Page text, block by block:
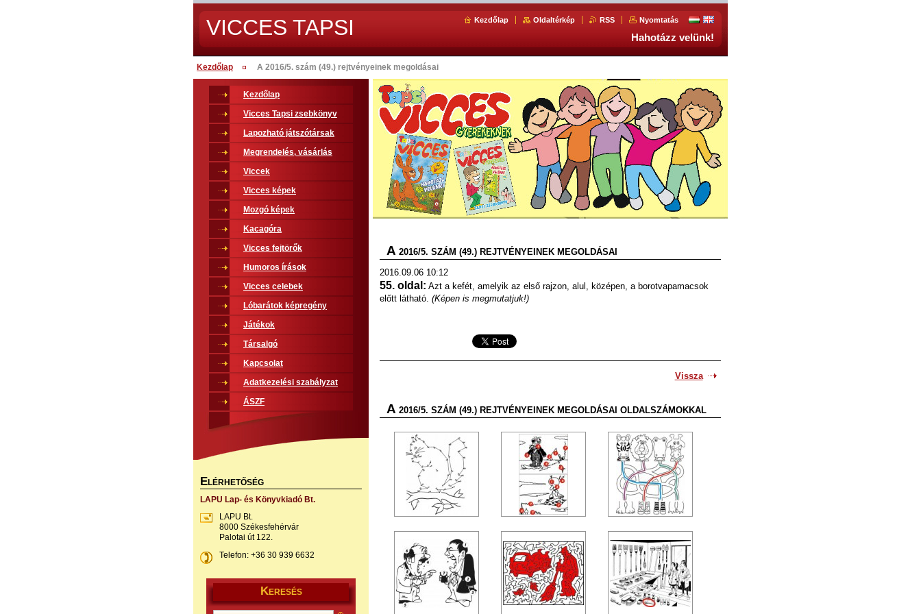
VICCES TAPSI Kezdőlap Oldaltérkép RSS Nyomtatás
Hahotázz velünk!
Kezdőlap A 2016/5. szám (49.) rejtvényeinek megoldásai
A 2016/5. SZÁM (49.) REJTVÉNYEINEK MEGOLDÁSAI
2016.09.06 10:12
55. oldal: Azt a kefét, amelyik az első rajzon, alul, középen, a borotvapamacsok
előtt látható. (Képen is megmutatjuk!)
Vissza
A 2016/5. SZÁM (49.) REJTVÉNYEINEK MEGOLDÁSAI OLDALSZÁMOKKAL
Kezdőlap
Vicces Tapsi zsebkönyv
Lapozható játszótársak
Megrendelés, vásárlás
Viccek
Vicces képek
Mozgó képek
Kacagóra
Vicces fejtörők
Humoros írások
Vicces celebek
Lóbarátok képregény
Játékok
Társalgó
Kapcsolat
Adatkezelési szabályzat
ÁSZF
ELÉRHETŐSÉG
LAPU Lap- és Könyvkiadó Bt.
LAPU Bt.
8000 Székesfehérvár
Palotai út 122.
Telefon: +36 30 939 6632
KERESÉS